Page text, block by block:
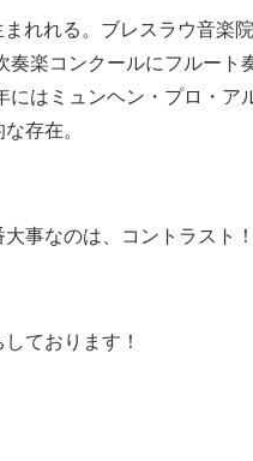
れれる。ブレスラウ音楽
楽コンクールにフルート
にはミュンヘン・プロ・ア
存在。
事なのは、コントラスト！
ております！